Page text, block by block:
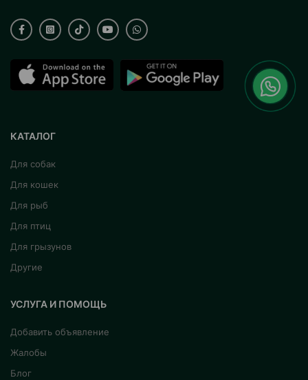
КАТАЛОГ
Для собак
Для кошек
Для рыб
Для птиц
Для грызунов
Другие
УСЛУГА И ПОМОЩЬ
Добавить объявление
Жалобы
Блог